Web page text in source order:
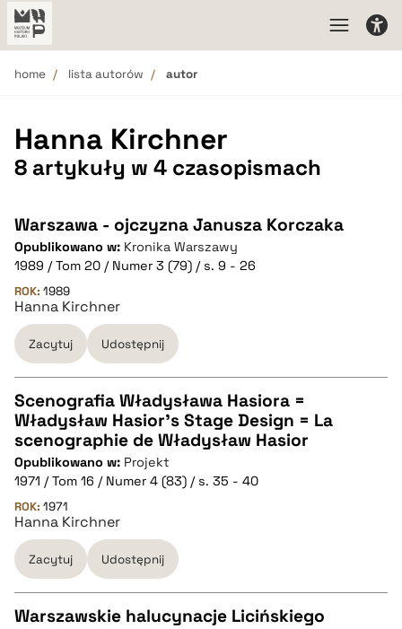
home lista autorów autor
Hanna Kirchner
8 artykuły w 4 czasopismach
Warszawa - ojczyzna Janusza Korczaka
Opublikowano w: Kronika Warszawy
1989 / Tom 20 / Numer 3 (79) / s. 9 - 26
ROK: 1989
Hanna Kirchner
Zacytuj Udostępnij
CZYSTY TEKST
pobierz cytat
BIBTEX
pobierz cytat
Scenografia Władysława Hasiora =
Władysław Hasior's Stage Design = La
scenographie de Władysław Hasior
Opublikowano w: Projekt
1971 / Tom 16 / Numer 4 (83) / s. 35 - 40
ROK: 1971
Hanna Kirchner
Zacytuj Udostępnij
Warszawskie halucynacje Licińskiego